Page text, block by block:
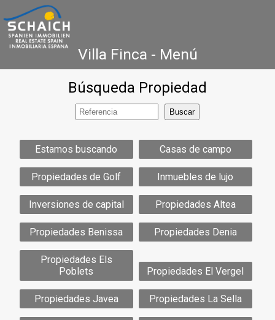
Villa Finca - Menú
Costa Blanca Venta
Nueva Construcción
Agencia Inmobiliaria Testimonios
Contacto
Búsqueda Propiedad
Estamos buscando Casas de campo
Propiedades de Golf Inmuebles de lujo
Inversiones de capital Propiedades Altea
Propiedades Benissa Propiedades Denia
Propiedades Els
Poblets
Propiedades El Vergel
Propiedades Javea Propiedades La Sella